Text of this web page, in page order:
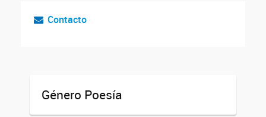
Contacto
Género Poesía